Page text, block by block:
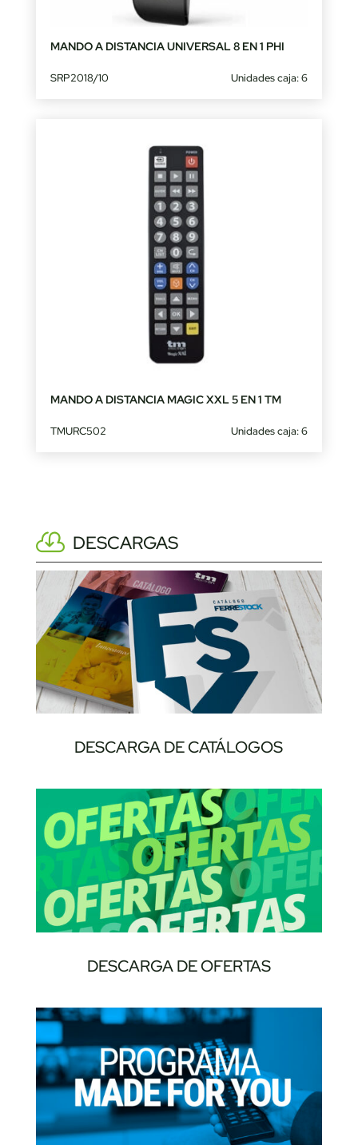
MANDO A DISTANCIA UNIVERSAL 8 EN 1 PHI
SRP2018/10 Unidades caja: 6
MANDO A DISTANCIA MAGIC XXL 5 EN 1 TM
TMURC502 Unidades caja: 6
DESCARGAS
DESCARGA DE CATÁLOGOS
DESCARGA DE OFERTAS